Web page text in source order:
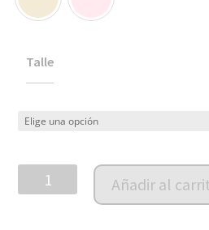
Talle
Pantalón
Antonia
Añadir al